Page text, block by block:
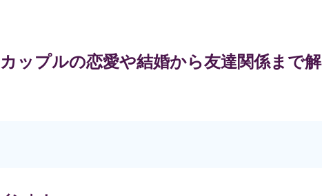
ップルの恋愛や結婚から友達関係まで解